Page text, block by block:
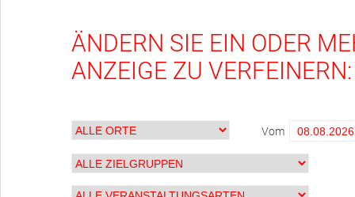
ÄNDERN SIE EIN ODER
ANZEIGE ZU VERFEINERN:
Vom